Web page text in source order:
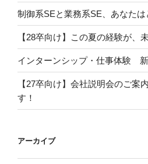
制御系SEと業務系SE、あなたは
【28卒向け】この夏の経験が、
インターンシップ・仕事体験
【27卒向け】会社説明会のご案
す！
アーカイブ